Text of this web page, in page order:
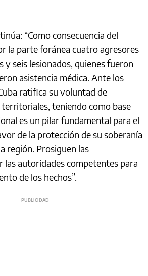
“Como consecuencia del
la parte foránea cuatro agresores
y seis lesionados, quienes fueron
asistencia médica. Ante los
ratifica su voluntad de
teniendo como base
es un pilar fundamental para el
de la protección de su soberanía
región. Prosiguen las
las autoridades competentes para
de los hechos”.